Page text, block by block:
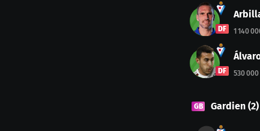
DF 1 140
DF 530 000
GB Gardien (2)